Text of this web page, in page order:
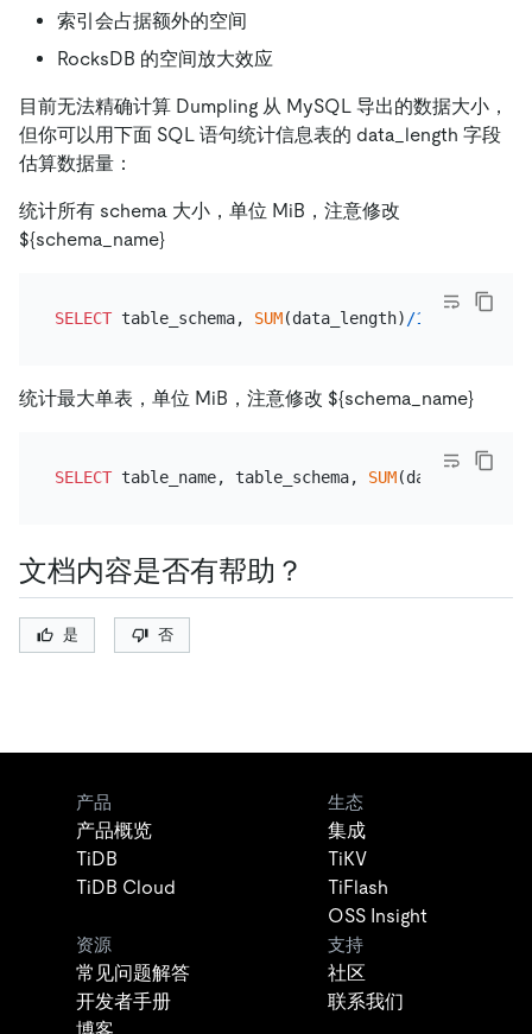
索引会占据额外的空间
RocksDB 的空间放大效应
目前无法精确计算 Dumpling 从 MySQL 导出的数据大小，
但你可以用下面 SQL 语句统计信息表的 data_length 字段
估算数据量：
统计所有 schema 大小，单位 MiB，注意修改
${schema_name}
SELECT table_schema, SUM(data_length) /1024 1024
统计最大单表，单位 MiB，注意修改 ${schema_name}
SELECT table_name, table_schema, SUM(data_length)
文档内容是否有帮助？
是 否
产品
产品概览
TiDB
TiDB Cloud
生态
集成
TiKV
TiFlash
OSS Insight
资源
常见问题解答
开发者手册
支持
社区
联系我们